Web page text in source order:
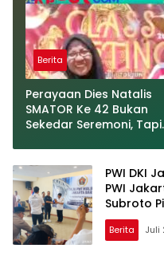
Berita
Perayaan Dies Natalis
SMATOR Ke 42 Bukan
Sekedar Seremoni, Tapi
Kompetensi.
PWI DKI
PWI
Subroto
Berita Juli